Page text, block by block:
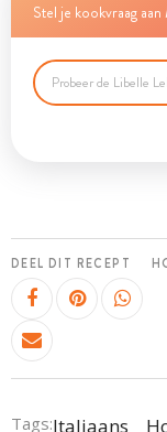
Stel je kookvraag aan
DEEL DIT RECEPT
Tags:Italiaans